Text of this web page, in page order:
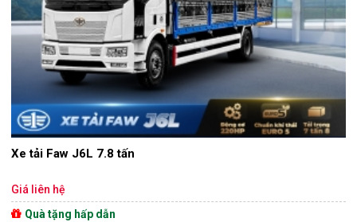
Xe tải Faw J6L 7.8 tấn
Giá liên hệ
Quà tặng hấp dẫn